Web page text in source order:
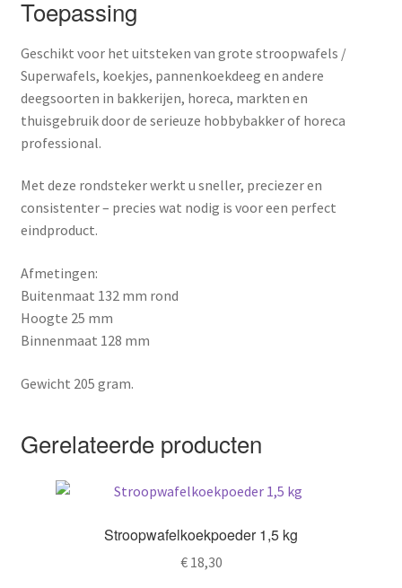
Toepassing
Geschikt voor het uitsteken van grote stroopwafels /
Superwafels, koekjes, pannenkoekdeeg en andere
deegsoorten in bakkerijen, horeca, markten en
thuisgebruik door de serieuze hobbybakker of horeca
professional.
Met deze rondsteker werkt u sneller, preciezer en
consistenter – precies wat nodig is voor een perfect
eindproduct.
Afmetingen:
Buitenmaat 132 mm rond
Hoogte 25 mm
Binnenmaat 128 mm
Gewicht 205 gram.
Gerelateerde producten
Stroopwafelkoekpoeder 1,5 kg
€18,30